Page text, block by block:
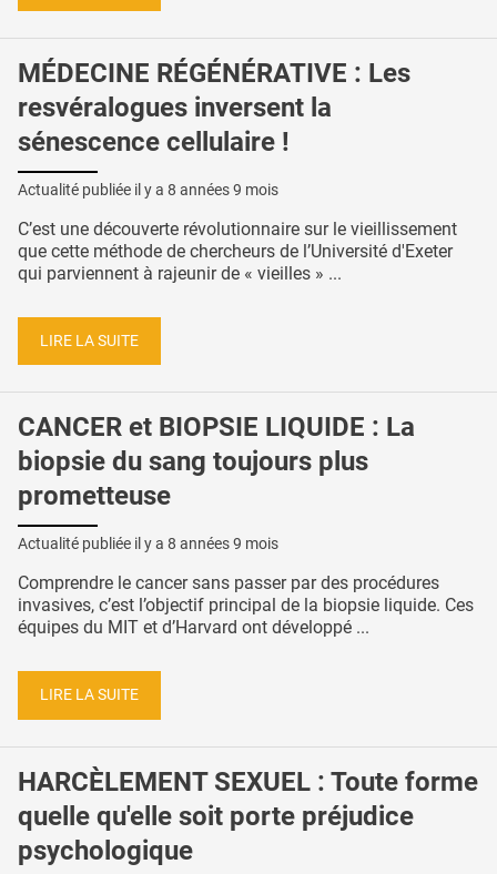
MÉDECINE RÉGÉNÉRATIVE : Les
resvéralogues inversent la
sénescence cellulaire !
Actualité publiée il y a 8 années 9 mois
C’est une découverte révolutionnaire sur le vieillissement
que cette méthode de chercheurs de l’Université d'Exeter
qui parviennent à rajeunir de « vieilles » ...
LIRE LA SUITE
CANCER et BIOPSIE LIQUIDE : La
biopsie du sang toujours plus
prometteuse
Actualité publiée il y a 8 années 9 mois
Comprendre le cancer sans passer par des procédures
invasives, c’est l’objectif principal de la biopsie liquide. Ces
équipes du MIT et d’Harvard ont développé ...
LIRE LA SUITE
HARCÈLEMENT SEXUEL : Toute forme
quelle qu'elle soit porte préjudice
psychologique